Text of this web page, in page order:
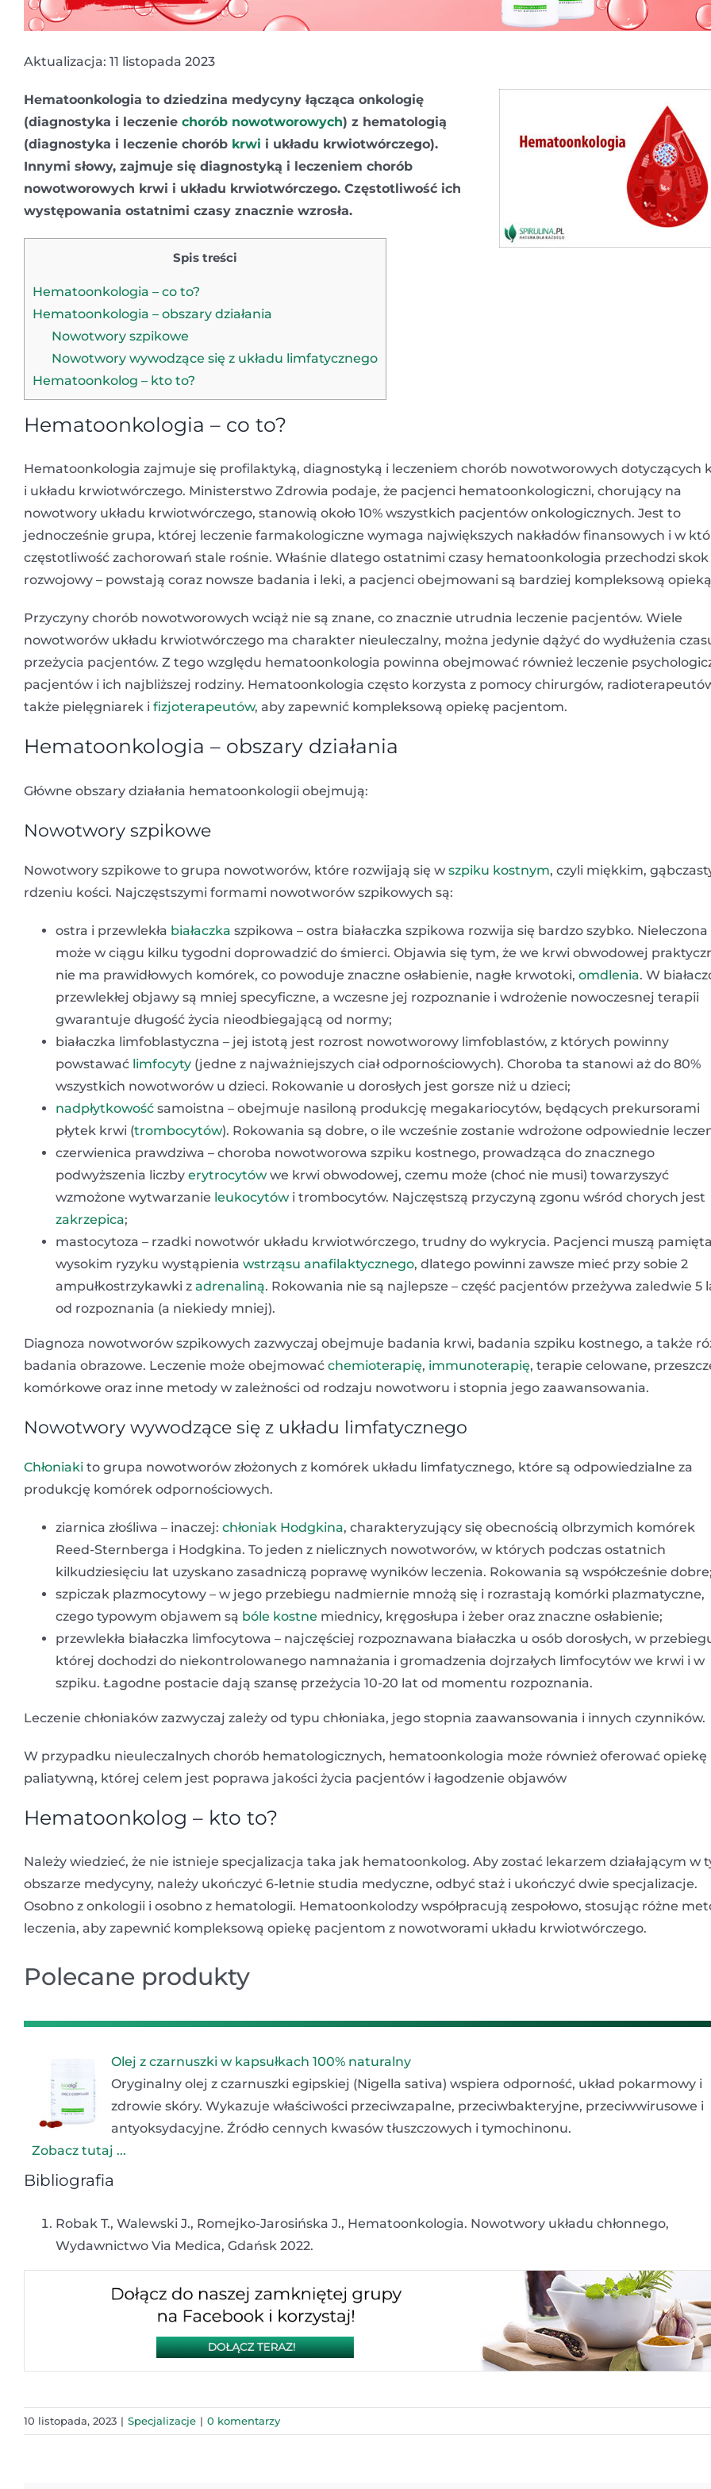
Aktualizacja: 11 listopada 2023
Hematoonkologia to dziedzina medycyny łącząca onkologię
(diagnostyka i leczenie chorób nowotworowych) z hematologią
(diagnostyka i leczenie chorób krwi i układu krwiotwórczego).
Innymi słowy, zajmuje się diagnostyką i leczeniem chorób
nowotworowych krwi i układu krwiotwórczego. Częstotliwość ich
występowania ostatnimi czasy znacznie wzrosła.
Spis treści
Hematoonkologia – co to?
Hematoonkologia – obszary działania
Nowotwory szpikowe
Nowotwory wywodzące się z układu limfatycznego
Hematoonkolog – kto to?
Hematoonkologia – co to?
Hematoonkologia zajmuje się profilaktyką, diagnostyką i leczeniem chorób nowotworowych dotyczących
i układu krwiotwórczego. Ministerstwo Zdrowia podaje, że pacjenci hematoonkologiczni, chorujący na
nowotwory układu krwiotwórczego, stanowią około 10% wszystkich pacjentów onkologicznych. Jest to
jednocześnie grupa, której leczenie farmakologiczne wymaga największych nakładów finansowych i w
częstotliwość zachorowań stale rośnie. Właśnie dlatego ostatnimi czasy hematoonkologia przechodzi skok
rozwojowy – powstają coraz nowsze badania i leki, a pacjenci obejmowani są bardziej kompleksową
Przyczyny chorób nowotworowych wciąż nie są znane, co znacznie utrudnia leczenie pacjentów. Wiele
nowotworów układu krwiotwórczego ma charakter nieuleczalny, można jedynie dążyć do wydłużenia
przeżycia pacjentów. Z tego względu hematoonkologia powinna obejmować również leczenie
pacjentów i ich najbliższej rodziny. Hematoonkologia często korzysta z pomocy chirurgów,
także pielęgniarek i fizjoterapeutów, aby zapewnić kompleksową opiekę pacjentom.
Hematoonkologia – obszary działania
Główne obszary działania hematoonkologii obejmują:
Nowotwory szpikowe
Nowotwory szpikowe to grupa nowotworów, które rozwijają się w szpiku kostnym, czyli miękkim,
rdzeniu kości. Najczęstszymi formami nowotworów szpikowych są:
ostra i przewlekła białaczka szpikowa – ostra białaczka szpikowa rozwija się bardzo szybko. Nieleczona
może w ciągu kilku tygodni doprowadzić do śmierci. Objawia się tym, że we krwi obwodowej
nie ma prawidłowych komórek, co powoduje znaczne osłabienie, nagłe krwotoki, omdlenia. W
przewlekłej objawy są mniej specyficzne, a wczesne jej rozpoznanie i wdrożenie nowoczesnej terapii
gwarantuje długość życia nieodbiegającą od normy;
białaczka limfoblastyczna – jej istotą jest rozrost nowotworowy limfoblastów, z których powinny
powstawać limfocyty (jedne z najważniejszych ciał odpornościowych). Choroba ta stanowi aż do 80%
wszystkich nowotworów u dzieci. Rokowanie u dorosłych jest gorsze niż u dzieci;
nadpłytkowość samoistna – obejmuje nasiloną produkcję megakariocytów, będących prekursorami
płytek krwi (trombocytów). Rokowania są dobre, o ile wcześnie zostanie wdrożone odpowiednie
czerwienica prawdziwa – choroba nowotworowa szpiku kostnego, prowadząca do znacznego
podwyższenia liczby erytrocytów we krwi obwodowej, czemu może (choć nie musi) towarzyszyć
wzmożone wytwarzanie leukocytów i trombocytów. Najczęstszą przyczyną zgonu wśród chorych jest
zakrzepica;
mastocytoza – rzadki nowotwór układu krwiotwórczego, trudny do wykrycia. Pacjenci muszą
wysokim ryzyku wystąpienia wstrząsu anafilaktycznego, dlatego powinni zawsze mieć przy sobie 2
ampułkostrzykawki z adrenaliną. Rokowania nie są najlepsze – część pacjentów przeżywa zaledwie 5
od rozpoznania (a niekiedy mniej).
Diagnoza nowotworów szpikowych zazwyczaj obejmuje badania krwi, badania szpiku kostnego, a także
badania obrazowe. Leczenie może obejmować chemioterapię, immunoterapię, terapie celowane,
komórkowe oraz inne metody w zależności od rodzaju nowotworu i stopnia jego zaawansowania.
Nowotwory wywodzące się z układu limfatycznego
Chłoniaki to grupa nowotworów złożonych z komórek układu limfatycznego, które są odpowiedzialne za
produkcję komórek odpornościowych.
ziarnica złośliwa – inaczej: chłoniak Hodgkina, charakteryzujący się obecnością olbrzymich komórek
Reed-Sternberga i Hodgkina. To jeden z nielicznych nowotworów, w których podczas ostatnich
kilkudziesięciu lat uzyskano zasadniczą poprawę wyników leczenia. Rokowania są współcześnie
szpiczak plazmocytowy – w jego przebiegu nadmiernie mnożą się i rozrastają komórki plazmatyczne,
czego typowym objawem są bóle kostne miednicy, kręgosłupa i żeber oraz znaczne osłabienie;
przewlekła białaczka limfocytowa – najczęściej rozpoznawana białaczka u osób dorosłych, w
której dochodzi do niekontrolowanego namnażania i gromadzenia dojrzałych limfocytów we krwi i w
szpiku. Łagodne postacie dają szansę przeżycia 10-20 lat od momentu rozpoznania.
Leczenie chłoniaków zazwyczaj zależy od typu chłoniaka, jego stopnia zaawansowania i innych czynników.
W przypadku nieuleczalnych chorób hematologicznych, hematoonkologia może również oferować opiekę
paliatywną, której celem jest poprawa jakości życia pacjentów i łagodzenie objawów
Hematoonkolog – kto to?
Należy wiedzieć, że nie istnieje specjalizacja taka jak hematoonkolog. Aby zostać lekarzem działającym w
obszarze medycyny, należy ukończyć 6-letnie studia medyczne, odbyć staż i ukończyć dwie specjalizacje.
Osobno z onkologii i osobno z hematologii. Hematoonkolodzy współpracują zespołowo, stosując różne
leczenia, aby zapewnić kompleksową opiekę pacjentom z nowotworami układu krwiotwórczego.
Polecane produkty
Olej z czarnuszki w kapsułkach 100% naturalny
Oryginalny olej z czarnuszki egipskiej (Nigella sativa) wspiera odporność, układ pokarmowy i
zdrowie skóry. Wykazuje właściwości przeciwzapalne, przeciwbakteryjne, przeciwwirusowe i
antyoksydacyjne. Źródło cennych kwasów tłuszczowych i tymochinonu.
Zobacz tutaj ...
Bibliografia
Robak T., Walewski J., Romejko-Jarosińska J., Hematoonkologia. Nowotwory układu chłonnego,
Wydawnictwo Via Medica, Gdańsk 2022.
10 listopada, 2023 | Specjalizacje | 0 komentarzy